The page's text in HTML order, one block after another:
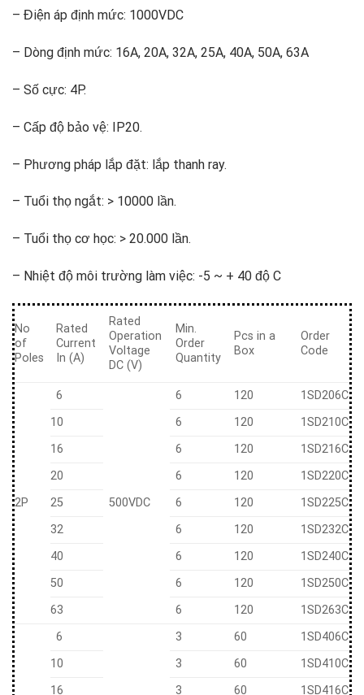
– Điện áp định mức: 1000VDC
– Dòng định mức: 16A, 20A, 32A, 25A, 40A, 50A, 63A
– Số cực: 4P.
– Cấp độ bảo vệ: IP20.
– Phương pháp lắp đặt: lắp thanh ray.
– Tuổi thọ ngắt: > 10000 lần.
– Tuổi thọ cơ học: > 20.000 lần.
– Nhiệt độ môi trường làm việc: -5 ~ + 40 độ C
No
of
Poles
Rated
Current
In (A)
Rated
Operation
Voltage
DC (V)
Min.
Order
Quantity
Pcs in a
Box
Order
Code
2P
6
500VDC
6 120
1SD206C
10
6 120
1SD210C
16
6 120
1SD216C
20
6 120
1SD220C
25
6 120
1SD225C
32
6 120
1SD232C
40
6 120
1SD240C
50
6 120
1SD250C
63
6 120
1SD263C
6
3 60
1SD406C
10
3 60
1SD410C
16
3 60 1SD416C